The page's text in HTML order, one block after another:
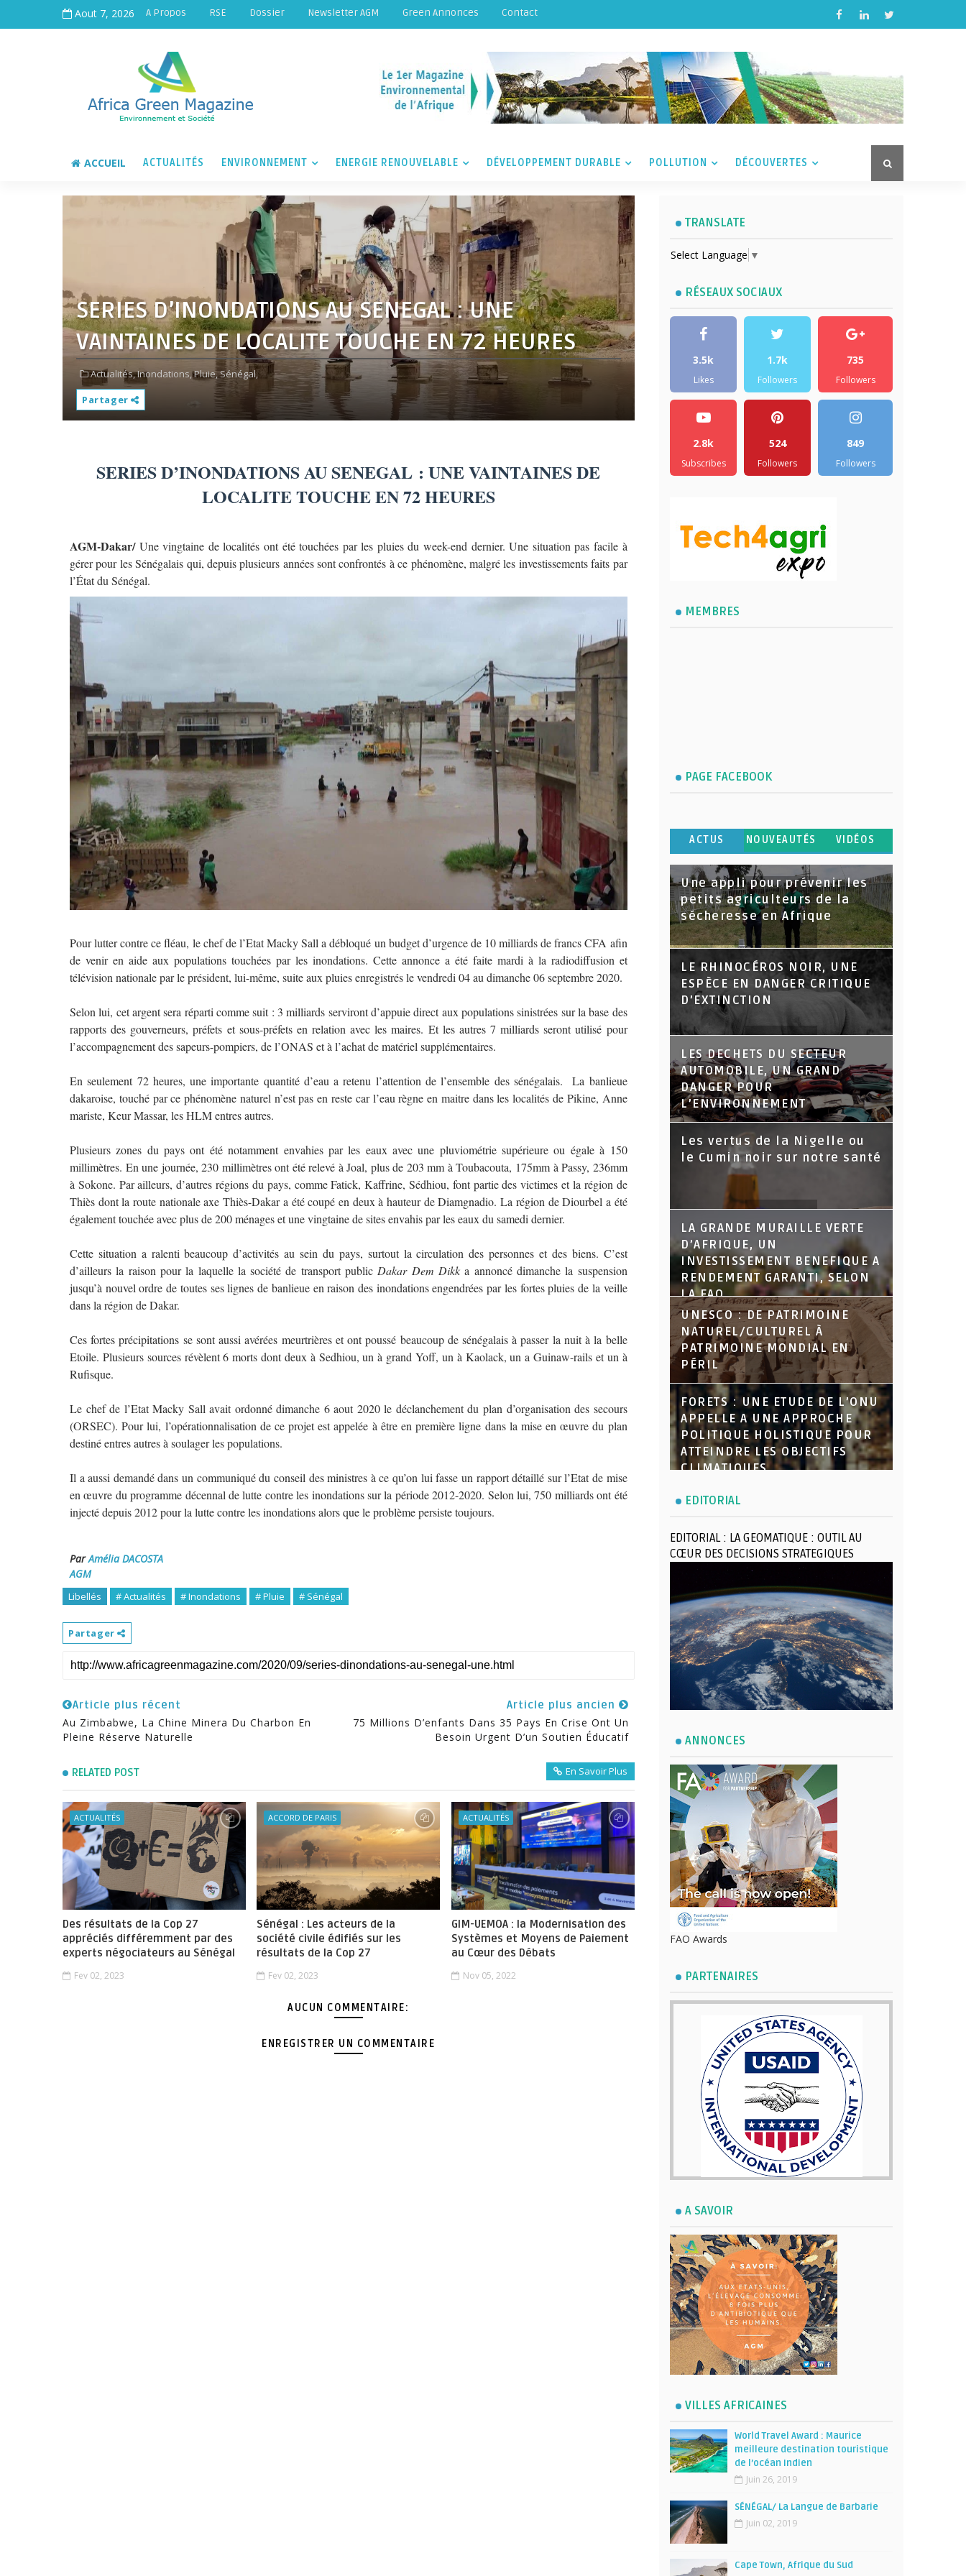
Aout 7, 2026 A Propos RSE Dossier Newsletter AGM Green Annonces Contact
ACCUEIL ACTUALITÉS ENVIRONNEMENT ENERGIE RENOUVELABLE DÉVELOPPEMENT DURABLE POLLUTION DÉCOUVERTES
SERIES D’INONDATIONS AU SENEGAL : UNE
VAINTAINES DE LOCALITE TOUCHE EN 72 HEURES
Actualités,Inondations,Pluie,Sénégal,
Partager
SERIES D’INONDATIONS AU SENEGAL : UNE VAINTAINES DE
LOCALITE TOUCHE EN 72 HEURES
AGM-Dakar/Une vingtaine de localités ont été touchées par les pluies du week-end dernier. Une situation pas facile à
gérer pour les Sénégalais qui, depuis plusieurs années sont confrontés à ce phénomène, malgré les investissements faits par
l’État du Sénégal.
Pour lutter contre ce fléau, le chef de l’Etat Macky Sall a débloqué un budget d’urgence de 10 milliards de francs CFA afin
de venir en aide aux populations touchées par les inondations. Cette annonce a été faite mardi à la radiodiffusion et
télévision nationale par le président, lui-même, suite aux pluies enregistrés le vendredi 04 au dimanche 06 septembre 2020.
Selon lui, cet argent sera réparti comme suit : 3 milliards serviront d’appuie direct aux populations sinistrées sur la base des
rapports des gouverneurs, préfets et sous-préfets en relation avec les maires. Et les autres 7 milliards seront utilisé pour
l’accompagnement des sapeurs-pompiers, de l’ONAS et à l’achat de matériel supplémentaires.
En seulement 72 heures, une importante quantité d’eau a retenu l’attention de l’ensemble des sénégalais.
La banlieue
dakaroise, touché par ce phénomène naturel n’est pas en reste car l’eau règne en maitre dans les localités de Pikine, Anne
mariste, Keur Massar, les HLM entres autres.
Plusieurs zones du pays ont été notamment envahies par les eaux avec une pluviométrie supérieure ou égale à 150
millimètres. En une journée, 230 millimètres ont été relevé à Joal, plus de 203 mm à Toubacouta, 175mm à Passy, 236mm
à Sokone. Par ailleurs, d’autres régions du pays, comme Fatick, Kaffrine, Sédhiou, font partie des victimes et la région de
Thiès dont la route nationale axe Thiès-Dakar a été coupé en deux à hauteur de Diamgnadio. La région de Diourbel a été
également touchée avecplus de 200 ménages et une vingtaine de sites envahis par les eaux du samedi dernier.
Cette situation a ralenti beaucoup d’activités au sein du pays, surtout la circulation des personnes et des biens. C’est
d’ailleurs la raison pour la laquelle la société de transport publicDakar Dem Dikk a annoncé dimanche la suspension
jusqu’à nouvel ordre de toutes ses lignes de banlieue en raison des inondations engendrées par les fortes pluies de la veille
dans la région de Dakar.
Ces fortes précipitations se sont aussi avérées meurtrières et ont poussé beaucoup de sénégalais à passer la nuit à la belle
Etoile. Plusieurs sources révèlent 6 morts dont deux à Sedhiou, un à grand Yoff, un à Kaolack, un a Guinaw-rails et un à
Rufisque.
Le chef de l’Etat Macky Sall avait ordonné dimanche 6 aout 2020 le déclanchement du plan d’organisation des secours
(ORSEC). Pour lui, l’opérationnalisation de ce projet est appelée à être en première ligne dans la mise en œuvre du plan
destiné entres autres à soulager les populations.
Il a aussi demandé dans un communiqué du conseil des ministres à ce qu’on lui fasse un rapport détaillé sur l’Etat de mise
en œuvre du programme décennal de lutte contre les inondations sur la période 2012-2020. Selon lui, 750 milliards ont été
injecté depuis 2012 pour la lutte contre les inondations alors que le problème persiste toujours.
ParAmélia DACOSTA
AGM
Libellés # Actualités # Inondations # Pluie # Sénégal
Partager
Article plus récent
Au Zimbabwe, La Chine Minera Du Charbon En
Pleine Réserve Naturelle
Article plus ancien
75 Millions D’enfants Dans 35 Pays En Crise Ont Un
Besoin Urgent D’un Soutien Éducatif
RELATED POST En Savoir Plus
ACTUALITÉS
Des résultats de la Cop 27
appréciés différemment par des
experts négociateurs au Sénégal
Fev 02, 2023
ACCORD DE PARIS
Sénégal : Les acteurs de la
société civile édifiés sur les
résultats de la Cop 27
Fev 02, 2023
ACTUALITÉS
GIM-UEMOA : la Modernisation des
Systèmes et Moyens de Paiement
au Cœur des Débats
Nov 05, 2022
AUCUN COMMENTAIRE:
ENREGISTRER UN COMMENTAIRE
TRANSLATE
Select Language ▼
RÉSEAUX SOCIAUX
3.5k
Likes
1.7k
Followers
735
Followers
2.8k
Subscribes
524
Followers
849
Followers
MEMBRES
PAGE FACEBOOK
ACTUS NOUVEAUTÉS VIDÉOS
Une appli pour prévenir les
petits agriculteurs de la
sécheresse en Afrique
LE RHINOCÉROS NOIR, UNE
ESPÈCE EN DANGER CRITIQUE
D’EXTINCTION
LES DECHETS DU SECTEUR
AUTOMOBILE, UN GRAND
DANGER POUR
L’ENVIRONNEMENT
Les vertus de la Nigelle ou
le Cumin noir sur notre santé
LA GRANDE MURAILLE VERTE
D’AFRIQUE, UN
INVESTISSEMENT BENEFIQUE A
RENDEMENT GARANTI, SELON
LA FAO
UNESCO : DE PATRIMOINE
NATUREL/CULTUREL À
PATRIMOINE MONDIAL EN
PÉRIL
FORETS : UNE ETUDE DE L’ONU
APPELLE A UNE APPROCHE
POLITIQUE HOLISTIQUE POUR
ATTEINDRE LES OBJECTIFS
CLIMATIQUES
EDITORIAL
EDITORIAL : LA GEOMATIQUE : OUTIL AU
CŒUR DES DECISIONS STRATEGIQUES
ANNONCES
FAO Awards
PARTENAIRES
A SAVOIR
VILLES AFRICAINES
World Travel Award : Maurice
meilleure destination touristique
de l’océan Indien
Juin 26, 2019
SÉNÉGAL/ La Langue de Barbarie
Juin 02, 2019
Cape Town, Afrique du Sud